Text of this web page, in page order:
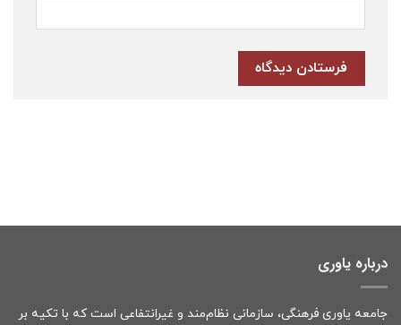
درباره یاوری
جامعه یاوری فرهنگی، سازمانی نظام‌مند و غیرانتفاعی است که با تکیه بر